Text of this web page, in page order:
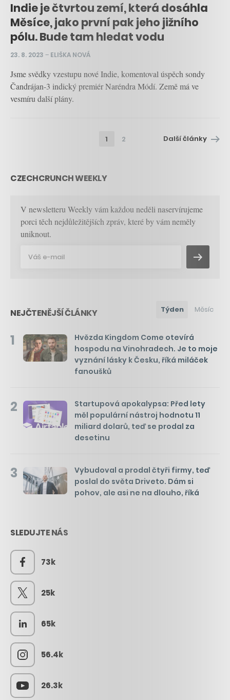
Indie je čtvrtou zemí, která dosáhla
Měsíce, jako první pak jeho jižního
pólu. Bude tam hledat vodu
23. 8. 2023 – ELIŠKA NOVÁ
Jsme svědky vzestupu nové Indie, komentoval úspěch sondy
Čandrájan-3 indický premiér Naréndra Módí. Země má ve
vesmíru další plány.
1 2 Další články
CZECHCRUNCH WEEKLY
V newsletteru Weekly vám každou neděli naservírujeme
porci těch nejdůležitějších zpráv, které by vám neměly
uniknout.
NEJČTENĚJŠÍ ČLÁNKY Týden Měsíc
1
Hvězda Kingdom Come otevírá
hospodu na Vinohradech. Je to moje
vyznání lásky k Česku, říká miláček
fanoušků
2
Startupová apokalypsa: Před lety
měl populární nástroj hodnotu 11
miliard dolarů, teď se prodal za
desetinu
3
Vybudoval a prodal čtyři firmy, teď
poslal do světa Driveto. Dám si
pohov, ale asi ne na dlouho, říká
SLEDUJTE NÁS
73k
25k
65k
56.4k
26.3k